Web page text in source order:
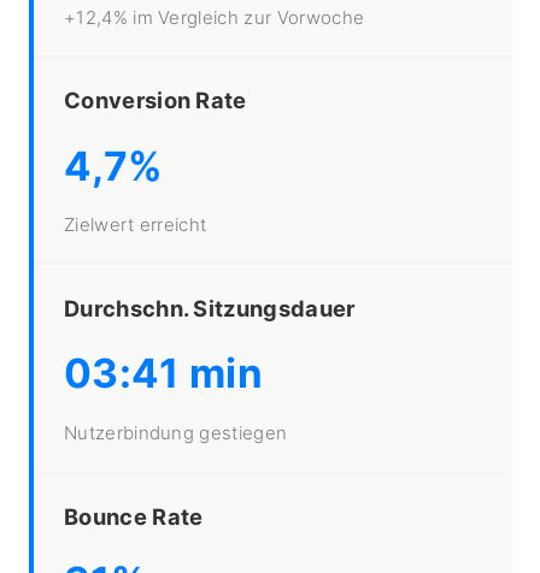
+12,4% im Vergleich zur Vorwoche
Conversion Rate
4,7%
Zielwert erreicht
Durchschn. Sitzungsdauer
03:41 min
Nutzerbindung gestiegen
Bounce Rate